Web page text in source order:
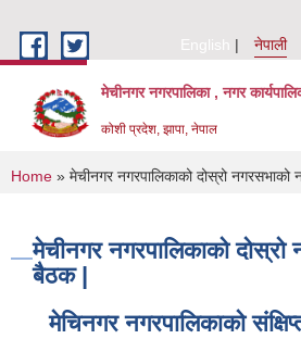
English
नेपाली
मेचीनगर नगरपालिका , नगर
कोशी प्रदेश, झापा, नेपाल
You are here
Home » मेचीनगर नगरपालिकाको दोस्रो नगरसभाको
मेचीनगर नगरपालिकाको दोस्रो
बैठक |
मेचिनगर नगरपालिकाको